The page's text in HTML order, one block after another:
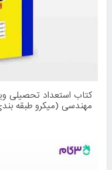
کتاب استعداد تحصیلی
مهندسی (میکرو طبقه